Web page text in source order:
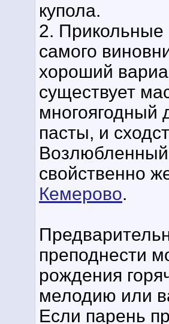
купола.
2. Прикольные
самого
хороший
существует
многоягодный
пасты, и
Возлюбленный
свойственно
Кемерово.
преподнести
рождения
мелодию или
Если парень